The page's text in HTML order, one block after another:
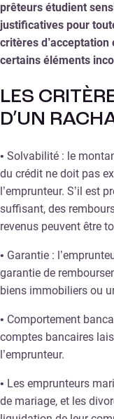
prêteurs étudient
justificatives pour
critères
certains éléments
LES
D’UN
• Solvabilité : le
du crédit ne doit pas
l’emprunteur. S’il est
suffisant, des
revenus peuvent être
• Garantie :
garantie de
biens immobiliers ou
• Comportement
comptes bancaires
l’emprunteur.
• Les emprunteurs
de mariage, et les